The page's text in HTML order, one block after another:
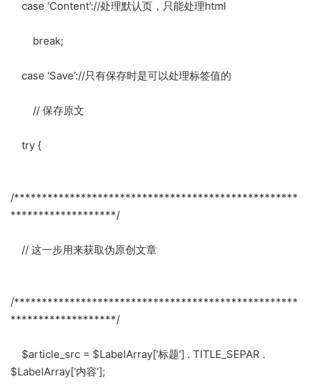
case ‘Content’://处理默认页，只能处理html
break;
case ‘Save’://只有保存时是可以处理标签值的
// 保存原文
try {
/***************************************************
*******************/
// 这一步用来获取伪原创文章
/***************************************************
*******************/
$article_src = $LabelArray[‘标题’] . TITLE_SEPAR .
$LabelArray[‘内容’];